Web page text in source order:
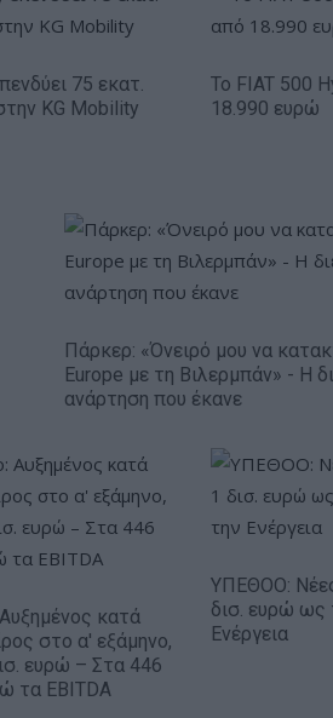
75 εκατ.
KG Mobility
Το FIAT 500
18.990 ευρώ
Πάρκερ: «Όνειρό μου να
Europe με τη Βιλερμπάν» - Η
ανάρτηση που έκανε
κατά
στο α' εξάμηνο,
ευρώ – Στα 446
τα EBITDA
ΥΠΕΘΟΟ:
δισ. ευρώ ως
Ενέργεια